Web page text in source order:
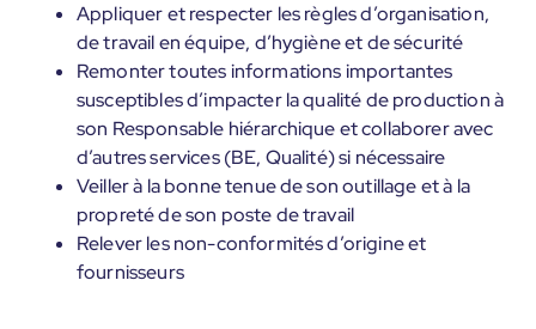
Appliquer et respecter les règles d’organisation,
de travail en équipe, d’hygiène et de sécurité
Remonter toutes informations importantes
susceptibles d’impacter la qualité de production à
son Responsable hiérarchique et collaborer avec
d’autres services (BE, Qualité) si nécessaire
Veiller à la bonne tenue de son outillage et à la
propreté de son poste de travail
Relever les non-conformités d’origine et
fournisseurs